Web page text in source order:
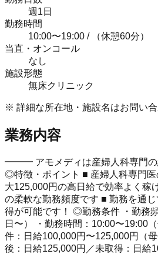
週1日
勤務時間
10:00〜19:00 / （休憩60分）
当直・オンコール
なし
施設形態
無床クリニック
※ 詳細な所在地・施設名はお問い
業務内容
━━━ アモメディは産婦人科専門
◎特徴・ポイント ■ 産婦人科専門
大125,000円の高日給で効率よく稼
の柔軟な勤務頻度です ■ 勤務を通
得が可能です！ ◎勤務条件 ・勤務
日〜） ・勤務時間：10:00〜19:00
件：日給100,000円〜125,000円（
後：日給125,000円／未取得：日給